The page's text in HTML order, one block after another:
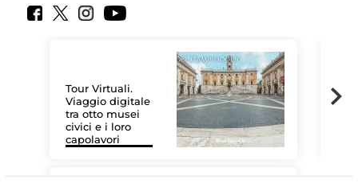
Tour Virtuali.
Viaggio digitale
tra otto musei
civici e i loro
capolavori